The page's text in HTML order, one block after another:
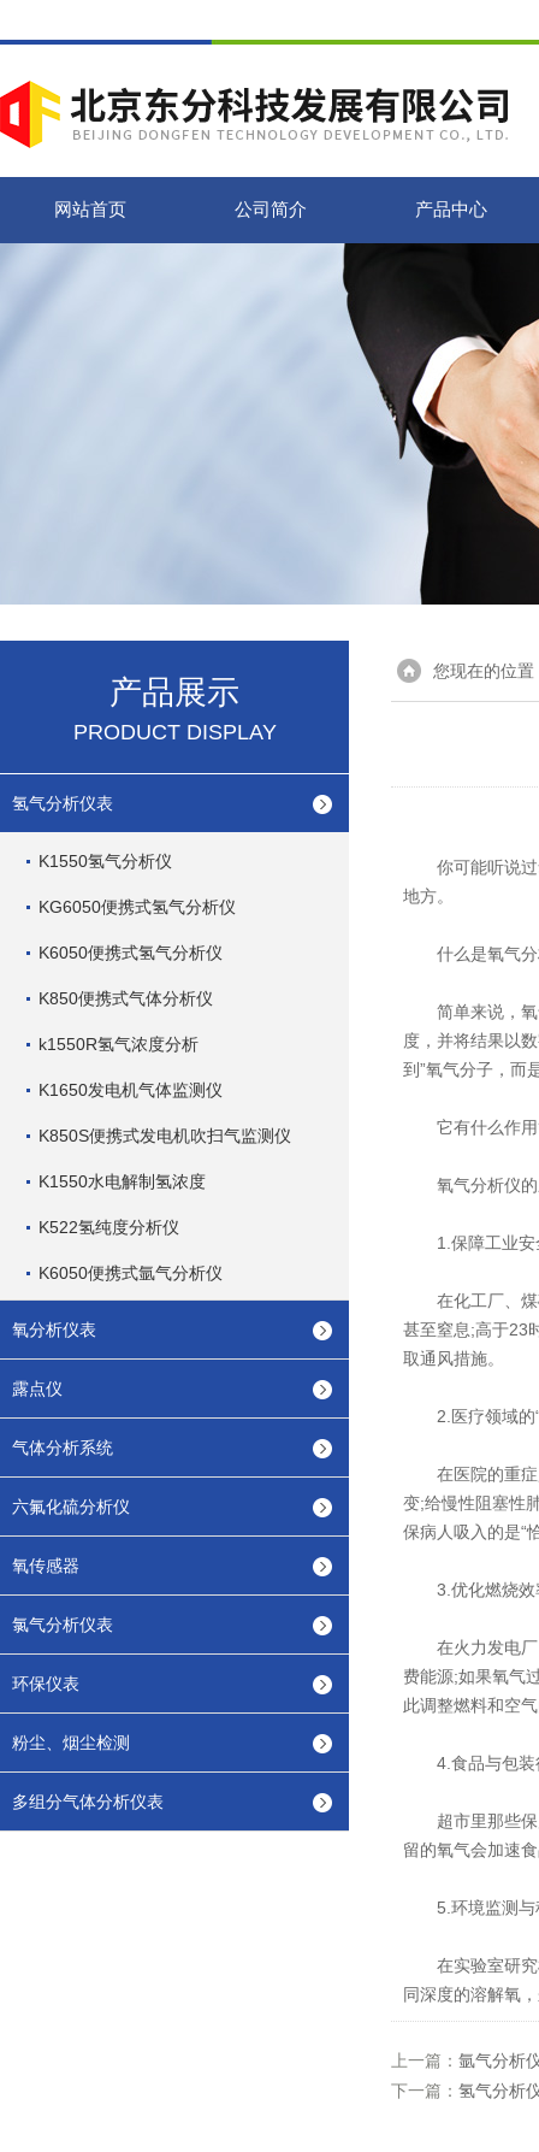
网站首页 公司简介 产品中心
产品展示
PRODUCT DISPLAY
氢气分析仪表
K1550氢气分析仪
KG6050便携式氢气分析仪
K6050便携式氢气分析仪
K850便携式气体分析仪
k1550R氢气浓度分析
K1650发电机气体监测仪
K850S便携式发电机吹扫气监测仪
K1550水电解制氢浓度
K522氢纯度分析仪
K6050便携式氩气分析仪
氧分析仪表
露点仪
气体分析系统
六氟化硫分析仪
氧传感器
氯气分析仪表
环保仪表
粉尘、烟尘检测
多组分气体分析仪表
您现在的位置
你可能听说过
地方。
什么是氧气分
简单来说，氧气
度，并将结果以
到”氧气分子，而
它有什么作用
氧气分析仪的
1.保障工业安
在化工厂、煤
甚至窒息;高于23
取通风措施。
2.医疗领域的“
在医院的重症
变;给慢性阻塞性
保病人吸入的是“
3.优化燃烧效
在火力发电厂
费能源;如果氧气
此调整燃料和空
4.食品与包装
超市里那些保
留的氧气会加速
5.环境监测与
在实验室研究
同深度的溶解氧
上一篇： 氩气分析
下一篇： 氢气分析